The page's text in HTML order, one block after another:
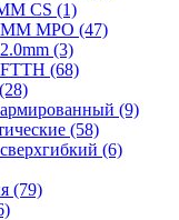
CS (1)
MPO (47)
(3)
(68)
(28)
(9)
(58)
(6)
(79)